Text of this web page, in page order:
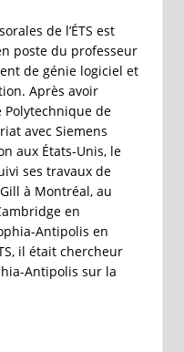
de l’ÉTS est
poste du professeur
de génie logiciel et
Après avoir
Polytechnique de
avec Siemens
aux États-Unis, le
ses travaux de
à Montréal, au
en
Antipolis en
il était chercheur
Antipolis sur la